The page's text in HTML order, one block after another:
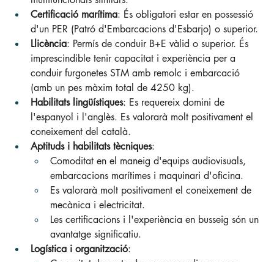
Certificació marítima: És obligatori estar en possessió
d'un PER (Patró d'Embarcacions d'Esbarjo) o superior.
Llicència: Permís de conduir B+E vàlid o superior. És
imprescindible tenir capacitat i experiència per a
conduir furgonetes STM amb remolc i embarcació
(amb un pes màxim total de 4250 kg).
Habilitats lingüístiques: Es requereix domini de
l'espanyol i l'anglès. Es valorarà molt positivament el
coneixement del català.
Aptituds i habilitats tècniques:
Comoditat en el maneig d'equips audiovisuals,
embarcacions marítimes i maquinari d'oficina.
Es valorarà molt positivament el coneixement de
mecànica i electricitat.
Les certificacions i l'experiència en busseig són un
avantatge significatiu.
Logística i organització: